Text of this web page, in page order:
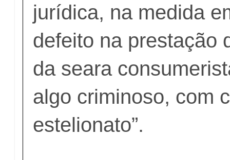
jurídica, na medida
defeito na prestação
da seara
algo criminoso, com
estelionato”.